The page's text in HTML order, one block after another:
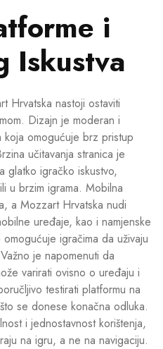
i
Iskustva
Hrvatska nastoji ostaviti
Dizajn je moderan i
koja omogućuje brz pristup
učitavanja stranica je
glatko igračko iskustvo,
u brzim igrama. Mobilna
a Mozzart Hrvatska nudi
uređaje, kao i namjenske
igračima da uživaju
je napomenuti da
varirati ovisno o uređaju i
testirati platformu na
se donese konačna odluka.
i jednostavnost korištenja,
na igru, a ne na navigaciju.